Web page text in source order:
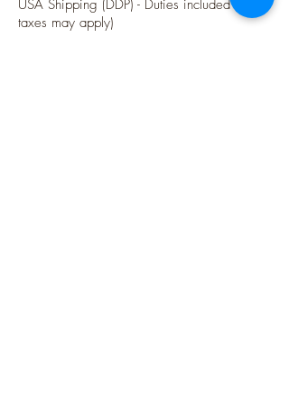
USA Shipping (DDP) - Duties included (Local
taxes may apply)